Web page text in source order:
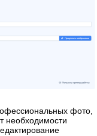
фото,
необходимости